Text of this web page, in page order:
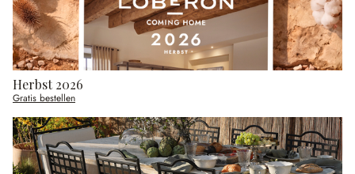
Herbst 2026
Gratis bestellen